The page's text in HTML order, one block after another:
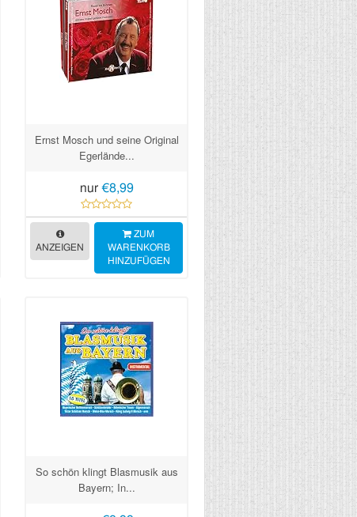
Ernst Mosch und seine Original
Egerlände...
nur €8,99
ANZEIGEN
ZUM
WARENKORB
HINZUFÜGEN
So schön klingt Blasmusik aus
Bayern; In...